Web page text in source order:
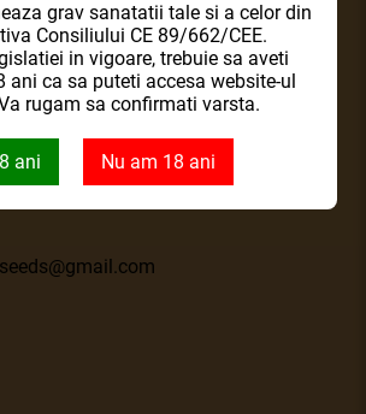
and Seeds SRL
Urziceni, Nr. 67A
grav sanatatii tale si a celor din
Consiliului CE 89/662/CEE.
in vigoare, trebuie sa aveti
ani ca sa puteti accesa website-ul
rugam sa confirmati varsta.
ani Nu am 18 ani